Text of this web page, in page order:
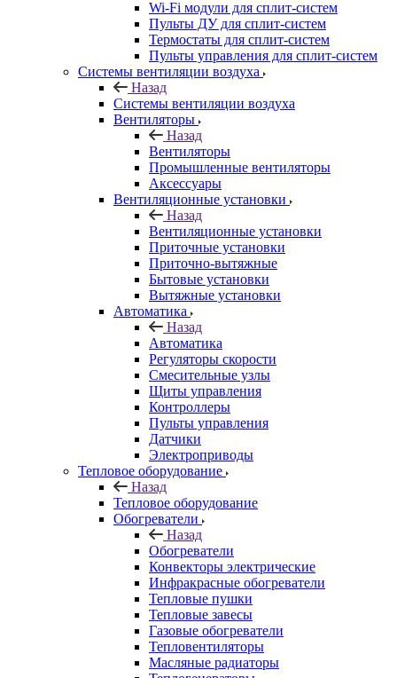
Wi-Fi модули для сплит-систем
Пульты ДУ для сплит-систем
Термостаты для сплит-систем
Пульты управления для сплит-систем
Системы вентиляции воздуха
Назад
Системы вентиляции воздуха
Вентиляторы
Назад
Вентиляторы
Промышленные вентиляторы
Аксессуары
Вентиляционные установки
Назад
Вентиляционные установки
Приточные установки
Приточно-вытяжные
Бытовые установки
Вытяжные установки
Автоматика
Назад
Автоматика
Регуляторы скорости
Смесительные узлы
Щиты управления
Контроллеры
Пульты управления
Датчики
Электроприводы
Тепловое оборудование
Назад
Тепловое оборудование
Обогреватели
Назад
Обогреватели
Конвекторы электрические
Инфракрасные обогреватели
Тепловые пушки
Тепловые завесы
Газовые обогреватели
Тепловентиляторы
Масляные радиаторы